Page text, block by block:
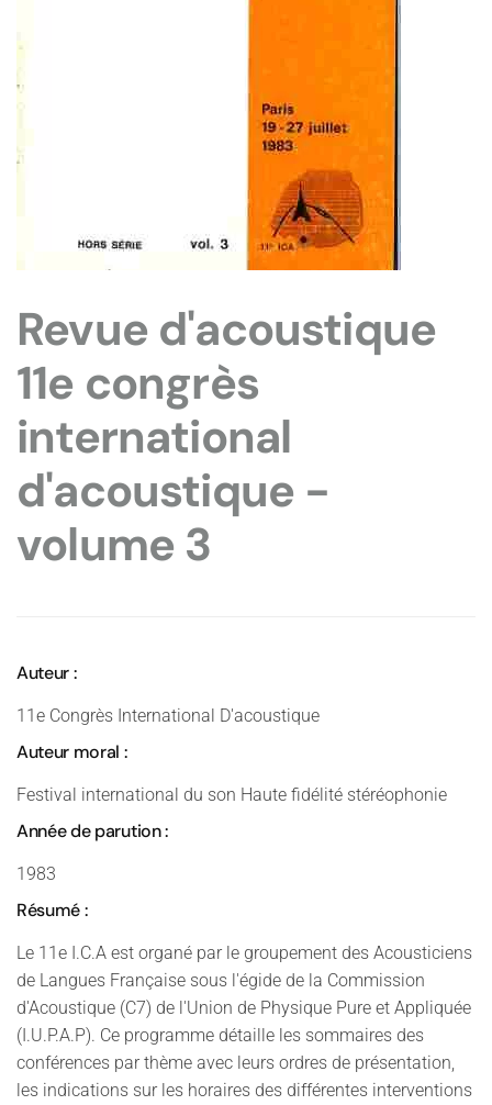
Revue d'acoustique
11e congrès
international
d'acoustique -
volume 3
Auteur :
11e Congrès International D'acoustique
Auteur moral :
Festival international du son Haute fidélité stéréophonie
Année de parution :
1983
Résumé :
Le 11e I.C.A est organé par le groupement des Acousticiens
de Langues Française sous l'égide de la Commission
d'Acoustique (C7) de l'Union de Physique Pure et Appliquée
(I.U.P.A.P). Ce programme détaille les sommaires des
conférences par thème avec leurs ordres de présentation,
les indications sur les horaires des différentes interventions